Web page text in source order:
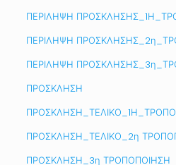
ΠΕΡΙΛΗΨΗ
ΠΕΡΙΛΗΨΗ
ΠΕΡΙΛΗΨΗ
ΠΡΟΣΚΛΗΣΗ
ΠΡΟΣΚΛΗΣΗ_ΤΕΛΙΚΟ_2η
ΠΡΟΣΚΛΗΣΗ_3η ΤΡΟΠΟΠΟΙΗΣΗ